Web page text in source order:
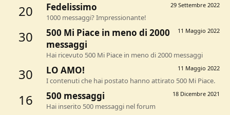
20 29 Settembre 2022
Fedelissimo
1000 messaggi? Impressionante!
30 11 Maggio 2022
500 Mi Piace in meno di 2000
messaggi
Hai ricevuto 500 Mi Piace in meno di 2000 messaggi
30 11 Maggio 2022
LO AMO!
I contenuti che hai postato hanno attirato 500 Mi Piace.
16 18 Dicembre 2021
500 messaggi
Hai inserito 500 messaggi nel forum